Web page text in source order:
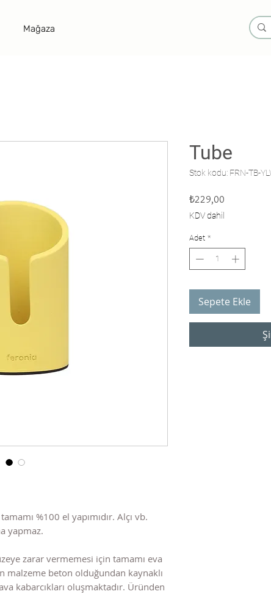
Mağaza
%100 el yapımıdır. Alçı vb.
yapmaz.
zarar vermemesi için tamamı eva
malzeme beton olduğundan kaynaklı
kabarcıkları oluşmaktadır. Üründen
Tube
Stok kodu: FRN-TB-
₺229,00
KDV dahil
Adet *
Sepete Ekle